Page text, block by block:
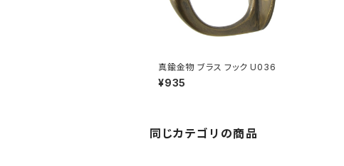
真鍮金物 ブラス フック U036
¥935
同じカテゴリの商品